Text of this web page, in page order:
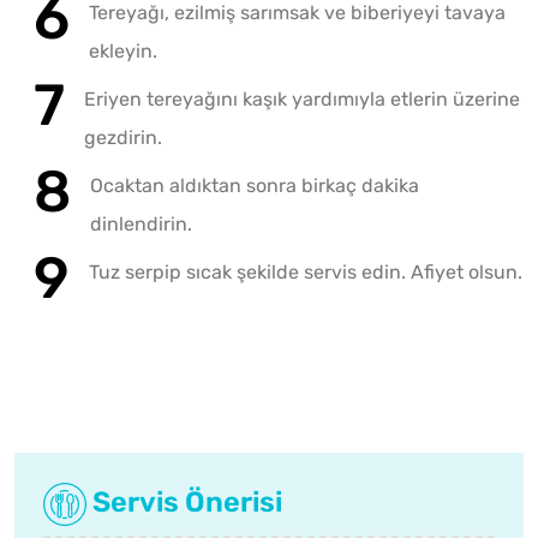
Tereyağı, ezilmiş sarımsak ve biberiyeyi tavaya
ekleyin.
Eriyen tereyağını kaşık yardımıyla etlerin üzerine
gezdirin.
Ocaktan aldıktan sonra birkaç dakika
dinlendirin.
Tuz serpip sıcak şekilde servis edin. Afiyet olsun.
Servis Önerisi